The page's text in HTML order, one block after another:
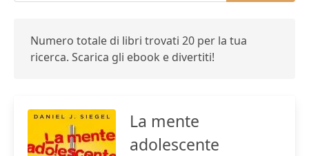
Numero totale di libri trovati 20 per la tua
ricerca. Scarica gli ebook e divertiti!
La mente
adolescente